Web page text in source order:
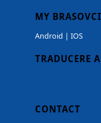
MY
Android | IOS
TRADUCERE
CONTACT